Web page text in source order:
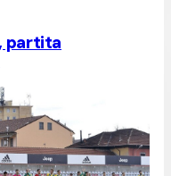
partita